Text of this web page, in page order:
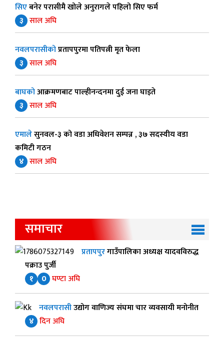
सिएबनेर परासीमै खोले अनुरागले पहिलो सिए फर्म
३ साल अघि
नवलपरासीकोप्रतापपुरमा पतिपत्नी मृत फेला
३ साल अघि
बाघकोआक्रमणबाट पाल्हीनन्दनमा दुई जना घाइते
३ साल अघि
एमालेसुनवल-३ को वडा अधिवेशन सम्पन्न , ३७ सदस्यीय वडा
कमिटी गठन
४ साल अघि
समाचार
प्रतापपुरगाउँपालिका अध्यक्ष यादवविरुद्ध
पक्राउ पुर्जी
१
0 घण्टा अघि
नवलपरासीउद्योग वाणिज्य संघमा चार व्यवसायी मनोनीत
४ दिन अघि